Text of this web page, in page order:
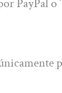
PayPal o